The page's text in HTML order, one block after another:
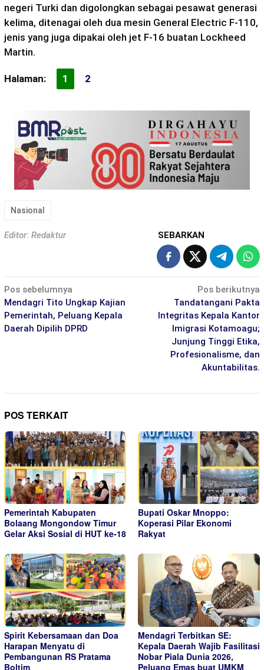
negeri Turki dan digolongkan sebagai pesawat generasi
kelima, ditenagai oleh dua mesin General Electric F-110,
jenis yang juga dipakai oleh jet F-16 buatan Lockheed
Martin.
Halaman: 1 2
Nasional
Editor: Redaktur SEBARKAN
Navigasi
pos
Pos sebelumnya
Mendagri Tito Ungkap Kajian
Pemerintah, Peluang Kepala
Daerah Dipilih DPRD
Pos berikutnya
Tandatangani Pakta
Integritas Kepala Kantor
Imigrasi Kotamoagu;
Junjung Tinggi Etika,
Profesionalisme, dan
Akuntabilitas.
POS TERKAIT
Pemerintah Kabupaten
Bolaang Mongondow Timur
Gelar Aksi Sosial di HUT ke-18
Bupati Oskar Mnoppo:
Koperasi Pilar Ekonomi
Rakyat
Spirit Kebersamaan dan Doa
Harapan Menyatu di
Pembangunan RS Pratama
Boltim
Mendagri Terbitkan SE:
Kepala Daerah Wajib Fasilitasi
Nobar Piala Dunia 2026,
Peluang Emas buat UMKM